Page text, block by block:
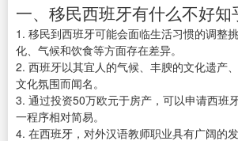
一、移民西班牙有什么不好知
1. 移民到西班牙可能会面临生活习惯的调整
化、气候和饮食等方面存在差异。
2. 西班牙以其宜人的气候、丰腴的文化遗产
文化氛围而闻名。
3. 通过投资50万欧元于房产，可以申请西班
一程序相对简易。
4. 在西班牙，对外汉语教师职业具有广阔的